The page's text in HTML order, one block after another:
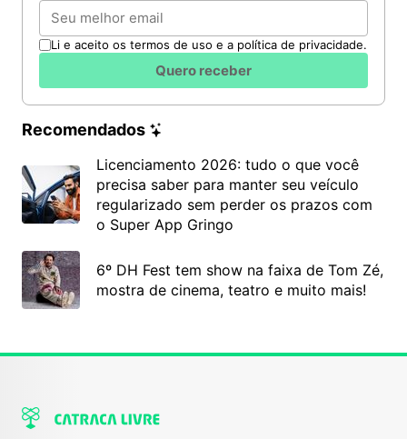
Email
Li e aceito os termos de uso e a política de privacidade.
Quero receber
Recomendados
Licenciamento 2026: tudo o que você
precisa saber para manter seu veículo
regularizado sem perder os prazos com
o Super App Gringo
6º DH Fest tem show na faixa de Tom Zé,
mostra de cinema, teatro e muito mais!